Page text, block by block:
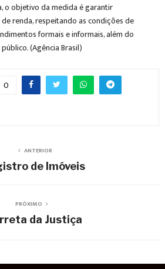
o objetivo da medida é garantir
renda, respeitando as condições de
formais e informais, além do
(Agência Brasil)
0
ANTERIOR
de Imóveis
PRÓXIMO
da Justiça